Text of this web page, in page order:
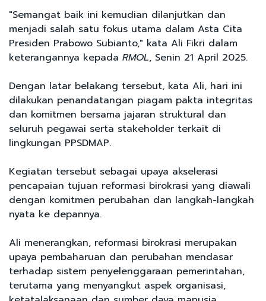
"Semangat baik ini kemudian dilanjutkan dan
menjadi salah satu fokus utama dalam Asta Cita
Presiden Prabowo Subianto," kata Ali Fikri dalam
keterangannya kepada RMOL, Senin 21 April 2025.
Dengan latar belakang tersebut, kata Ali, hari ini
dilakukan penandatangan piagam pakta integritas
dan komitmen bersama jajaran struktural dan
seluruh pegawai serta stakeholder terkait di
lingkungan PPSDMAP.
Kegiatan tersebut sebagai upaya akselerasi
pencapaian tujuan reformasi birokrasi yang diawali
dengan komitmen perubahan dan langkah-langkah
nyata ke depannya.
Ali menerangkan, reformasi birokrasi merupakan
upaya pembaharuan dan perubahan mendasar
terhadap sistem penyelenggaraan pemerintahan,
terutama yang menyangkut aspek organisasi,